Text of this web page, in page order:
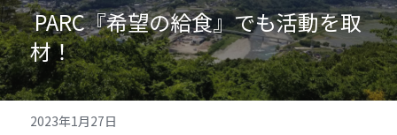
松川町
武蔵野市
ファソン市
自主上映会
上映会を開く
上映会情報
PARC『希望の給食』でも活動を取
材！
2023年1月27日